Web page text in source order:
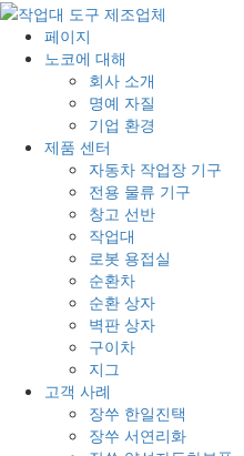
페이지
노코에 대해
회사 소개
명예 자질
기업 환경
제품 센터
자동차 작업장 기구
전용 물류 기구
창고 선반
작업대
로봇 용접실
순환차
순환 상자
벽판 상자
구이차
지그
고객 사례
장쑤 한일진택
장쑤 서연리화